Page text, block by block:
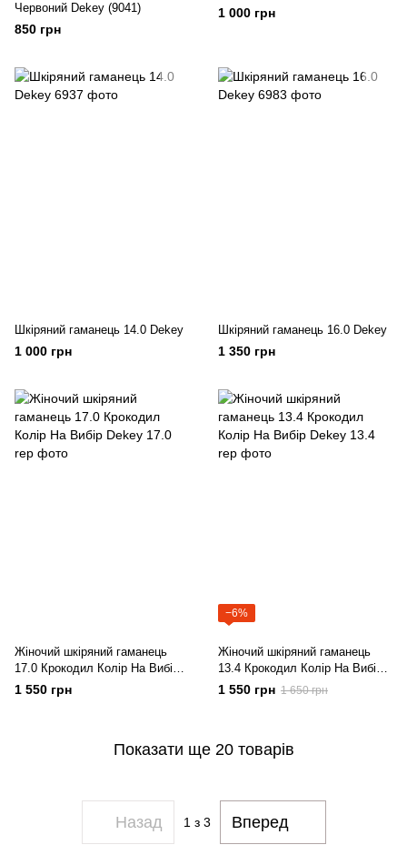
Червоний Dekey (9041)
850 грн
1 000 грн
Шкіряний гаманець 14.0 Dekey
1 000 грн
Шкіряний гаманець 16.0 Dekey
1 350 грн
Жіночий шкіряний гаманець
17.0 Крокодил Колір На Вибір
Dekey
1 550 грн
−6%
Жіночий шкіряний гаманець
13.4 Крокодил Колір На Вибір
Dekey
1 550 грн 1 650 грн
Показати ще 20 товарів
Назад 1з 3 Вперед